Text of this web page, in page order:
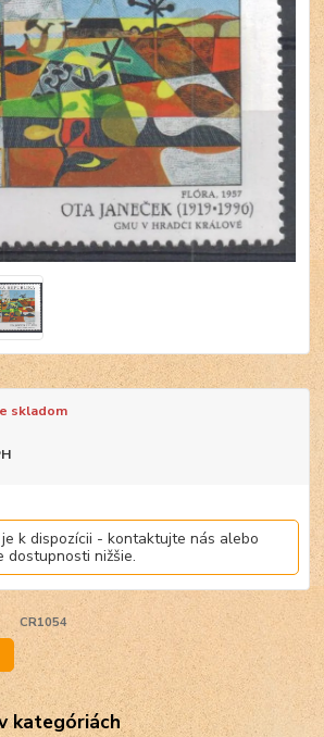
skladom
k dispozícii - kontaktujte nás alebo
dostupnosti nižšie.
CR1054
kategóriách